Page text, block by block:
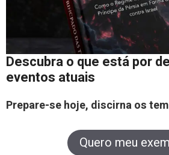
Descubra o que está por
eventos atuais
Prepare-se hoje, discirna os
Quero meu